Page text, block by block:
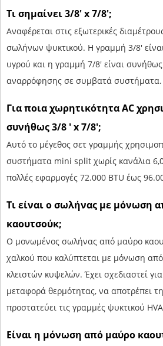
Τι σημαίνει 3/8' x 7/8';
Αναφέρεται στις εξωτερικές
σωλήνων ψυκτικού. Η γραμμή 3/8'
υγρού και η γραμμή 7/8' είναι
αναρρόφησης σε συμβατά συστήματα.
Για ποια χωρητικότητα AC
συνήθως 3/8 ' x 7/8';
Αυτό το μέγεθος σετ γραμμής
συστήματα mini split χωρίς κανάλια
πολλές εφαρμογές 72.000 BTU έως
Τι είναι ο σωλήνας με μόνωση
καουτσούκ;
Ο μονωμένος σωλήνας από μαύρο
χαλκού που καλύπτεται με μόνωση
κλειστών κυψελών. Έχει σχεδιαστεί
μεταφορά θερμότητας, να αποτρέπει
προστατεύει τις γραμμές ψυκτικού
Είναι η μόνωση από μαύρο